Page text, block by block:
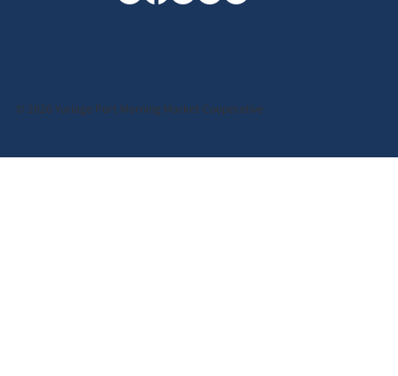
© 2026 Yuriage Port Morning Market Cooperative